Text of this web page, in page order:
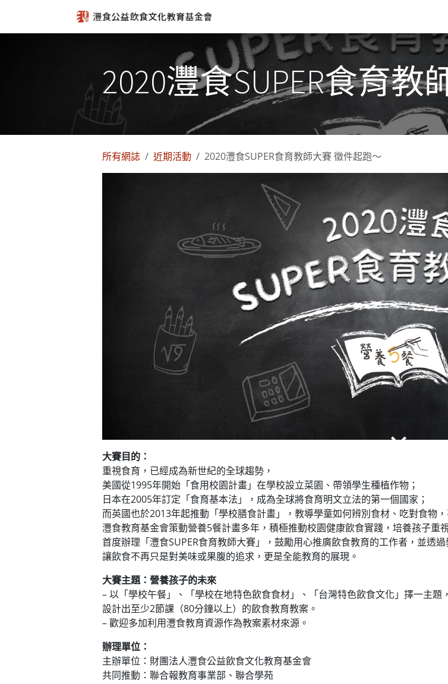
2020灃食SUPER食育
所有網誌 近期活動 2020灃食SUPER食育教師大賽 徵件起跑～
大賽目的：
重視食育，已經成為新世紀的全球趨勢，
美國從1995年開始「食用校園計畫」在學校設立菜園、帶領學生種植作物；
日本在2005年訂定「食育基本法」，成為全球將食育明文立法的第一個國家；
而英國也於2013年起推動「學校膳食計畫」，教導學童如何辨別食材、吃對食物
灃食教育基金會策動營養5餐計畫多年，積極推動校園健康飲食實踐，培養孩子重
首度辦理「灃食SUPER食育教師大賽」，鼓勵用心推廣飲食教育的工作者，並透過
讓飲食不再只是對美味或果腹的追求，更是全能教育的展現。
大賽主題：營養孩子的未來
– 以「學校午餐」、「學校在地特色飲食食材」、「台灣特色飲食文化」擇一主題，
設計出至少2節課（80分鐘以上）的飲食教育教案。
– 歡迎多加利用灃食教育資源作為教案素材來源。
辦理單位：
主辦單位：財團法人灃食公益飲食文化教育基金會
共同推動：聯合報教育事業部、聯合學苑